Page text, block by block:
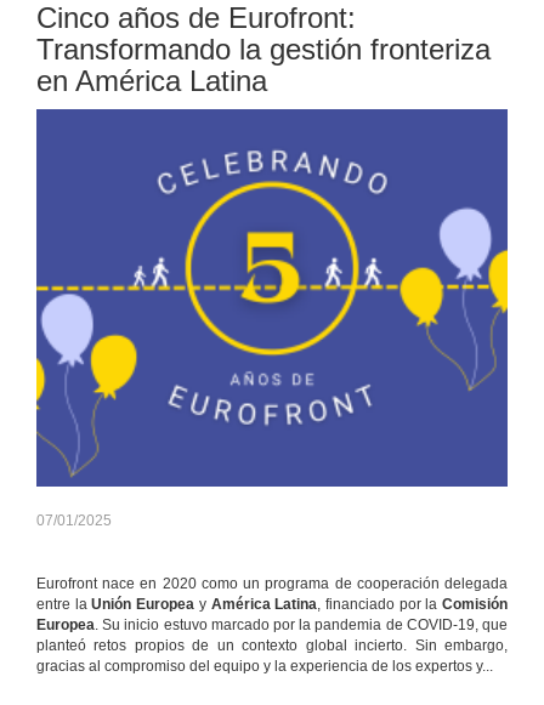
Cinco años de Eurofront:
Transformando la gestión fronteriza
en América Latina
07/01/2025
Eurofront nace en 2020 como un programa de cooperación delegada
entre la Unión Europea y América Latina , financiado por laComisión
Europea . Su inicio estuvo marcado por la pandemia de COVID-19, que
planteó retos propios de un contexto global incierto. Sin embargo,
gracias al compromiso del equipo y la experiencia de los expertos y...